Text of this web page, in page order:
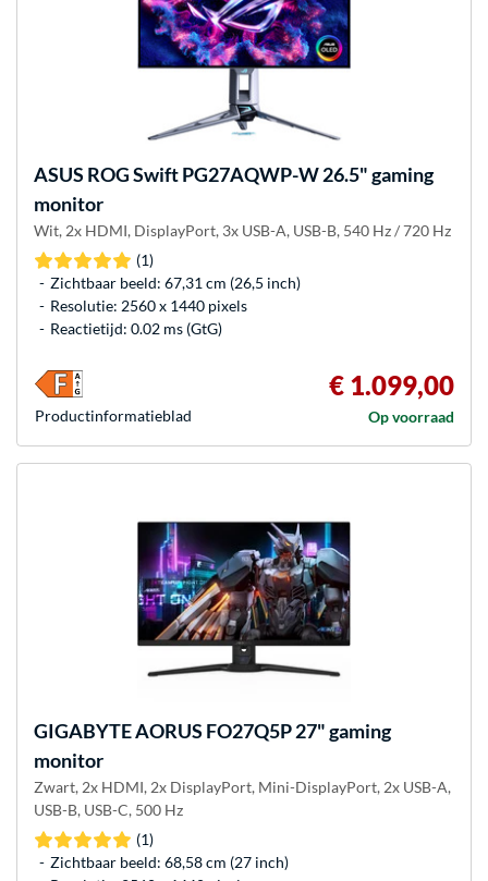
ASUS ROG Swift PG27AQWP-W 26.5" gaming
monitor
Wit, 2x HDMI, DisplayPort, 3x USB-A, USB-B, 540 Hz / 720 Hz
(1)
Zichtbaar beeld: 67,31 cm (26,5 inch)
Resolutie: 2560 x 1440 pixels
Reactietijd: 0.02 ms (GtG)
€ 1.099,00
Op voorraad
Product­informatieblad
GIGABYTEAORUS FO27Q5P 27" gaming
monitor
Zwart, 2x HDMI, 2x DisplayPort, Mini-DisplayPort, 2x USB-A,
USB-B, USB-C, 500 Hz
(1)
Zichtbaar beeld: 68,58 cm (27 inch)